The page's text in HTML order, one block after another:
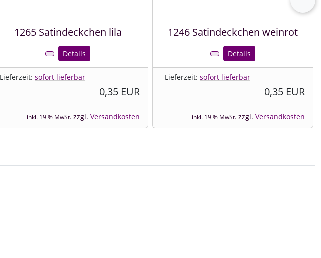
1265 Satindeckchen lila
Details
Lieferzeit: sofort lieferbar
0,35 EUR
inkl. 19 % MwSt. zzgl. Versandkosten
1246 Satindeckchen weinrot
Details
Lieferzeit: sofort lieferbar
0,35 EUR
inkl. 19 % MwSt. zzgl. Versandkosten
vor